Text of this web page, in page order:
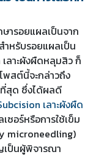
รอยแผลเป็นจาก
ำหรับรอยแผลเป็น
ลาะผังผืดหลุมสิว ก็
พสต์นี้จะกล่าวถึง
สุด ซึ่งได้ผลดี
เลาะผังผืด
ซอร์หรือการใช้เข็ม
microneedling)
ป็นผู้พิจารณา